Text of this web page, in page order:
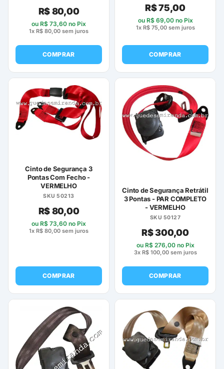
R$80,00
ou R$ 73,60 no Pix
1x R$ 80,00 sem juros
COMPRAR
R$75,00
ou R$69,00no Pix
1x R$75,00sem juros
COMPRAR
Cinto de Segurança 3
Pontas Com Fecho -
VERMELHO
SKU 50213
R$80,00
ou R$ 73,60 no Pix
1x R$ 80,00 sem juros
COMPRAR
Cinto de Segurança Retrátil
3 Pontas - PAR COMPLETO
- VERMELHO
SKU 50127
R$300,00
ou R$276,00no Pix
3x R$100,00sem juros
COMPRAR